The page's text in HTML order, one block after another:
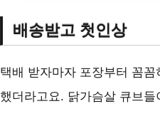
배송받고 첫인상
택배 받자마자 포장부터 꼼
했더라고요. 닭가슴살 큐브